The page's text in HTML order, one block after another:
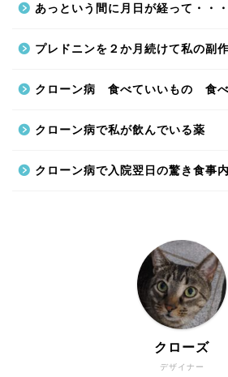
あっという間に月日が経って・・・
プレドニンを２か月続けて私の副
クローン病 食べていいもの 食べ
クローン病で私が飲んでいる薬
クローン病で入院翌日の驚き食事
デザイナー
クローズ